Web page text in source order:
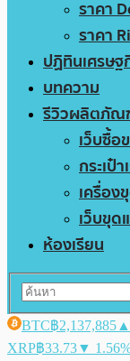
ราคา
ราคา
ปฏิทินเศรษฐ
บทความ
รีวิวผลิตภัณ
เว็บซื้อ
กระเป๋
เครื่อง
เว็บขุด
ห้องเรียน
BTC฿2,137,885
XRP฿33.73▼